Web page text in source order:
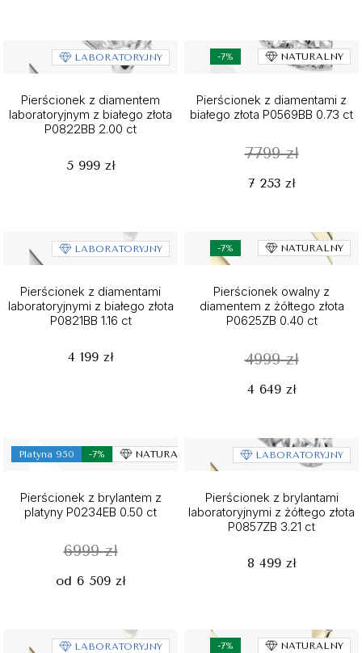
LABORATORYJNY
Pierścionek z diamentem
laboratoryjnym z białego złota
P0822BB 2.00 ct
5 999 zł
-7% NATURALNY
Pierścionek z diamentami z
białego złota P0569BB 0.73 ct
7799 zł
7 253 zł
LABORATORYJNY
Pierścionek z diamentami
laboratoryjnymi z białego złota
P0821BB 1.16 ct
4 199 zł
-7% NATURALNY
Pierścionek owalny z
diamentem z żółtego złota
P0625ZB 0.40 ct
4999 zł
4 649 zł
Platyna 950 -7% NATURALNY
Pierścionek z brylantem z
platyny P0234EB 0.50 ct
6999 zł
od 6 509 zł
LABORATORYJNY
Pierścionek z brylantami
laboratoryjnymi z żółtego złota
P0857ZB 3.21 ct
8 499 zł
LABORATORYJNY -7% NATURALNY